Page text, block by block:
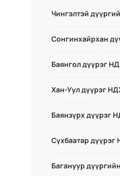
Чингэлтэй
Сонгинхайрхан
Баянгол дүүрэг
Хан-Уул дүүрэг
Баянзүрх дүүрэг
Сүхбаатар дүүрэг
Багануур